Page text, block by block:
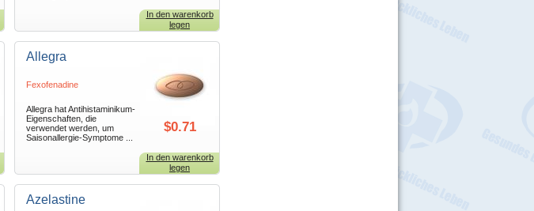
In den warenkorb
legen
Allegra
Fexofenadine
Allegra hat Antihistaminikum-
Eigenschaften, die
verwendet werden, um
Saisonallergie-Symptome ...
$0.71
In den warenkorb
legen
Azelastine